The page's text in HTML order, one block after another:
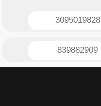
3095019828
839882909